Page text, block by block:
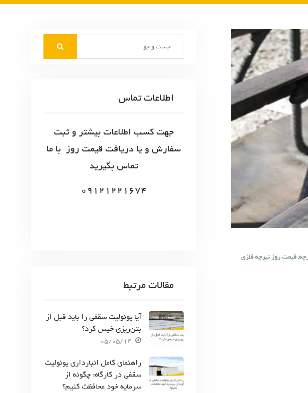
,قیمت روز تیرچه فلزی
اطلاعات تماس
جهت کسب اطلاعات بیشتر و ثبت
سفارش و یا دریافت قیمت روز با ما
تماس بگیرید
09121221674
مقالات مرتبط
آیا یونولیت سقفی را باید قبل از
بتن‌ریزی خیس کرد؟
05/05/14
راهنمای کامل انبارداری یونولیت
سقفی در کارگاه: چگونه از
سرمایه خود محافظت کنیم؟